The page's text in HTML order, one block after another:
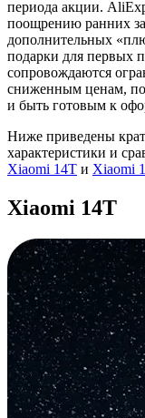
периода акции.
поощрению ранних
дополнительных
подарки для первых
сопровождаются
сниженным ценам,
и быть готовым к
Ниже приведены
характеристики и
Xiaomi 14T и Xiaomi
Xiaomi 14T